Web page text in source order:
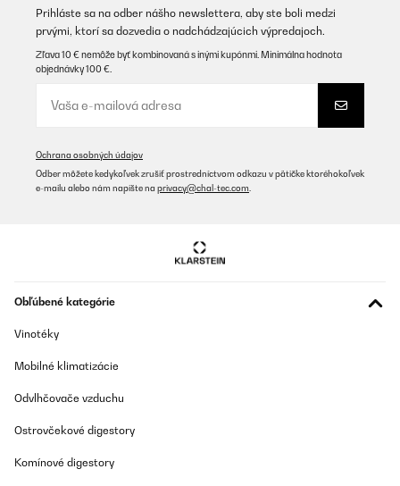
Prihláste sa na odber nášho newslettera, aby ste boli medzi
prvými, ktorí sa dozvedia o nadchádzajúcich výpredajoch.
Zľava 10 € nemôže byť kombinovaná s inými kupónmi. Minimálna hodnota
objednávky 100 €.
Ochrana osobných údajov
Odber môžete kedykoľvek zrušiť prostredníctvom odkazu v pätičke ktoréhokoľvek
e-mailu alebo nám napíšte na privacy@chal-tec.com
Obľúbené kategórie
Vinotéky
Mobilné klimatizácie
Odvlhčovače vzduchu
Ostrovčekové digestory
Komínové digestory